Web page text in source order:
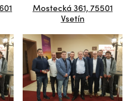
Mostecká 361, 75501
Vsetín